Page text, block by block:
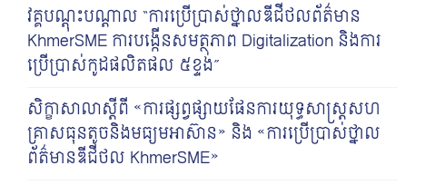
វគ្គបណ្តុះបណ្តាល “ការប្រើប្រាស់ថ្នាលឌីជីថលព័ត៌មាន
KhmerSME ការបង្កើនសមត្ថភាព Digitalization និងការ
ប្រើប្រាស់កូដផលិតផល ៥ខ្ទង់”
សិក្ខាសាលាស្តីពី «ការផ្សព្វផ្សាយផែនការយុទ្ធសាស្រ្តសហ
គ្រាសធុនតូចនិងមធ្យមអាស៊ាន» និង «ការប្រើប្រាស់ថ្នាល
ព័ត៌មានឌីជីថល KhmerSME»